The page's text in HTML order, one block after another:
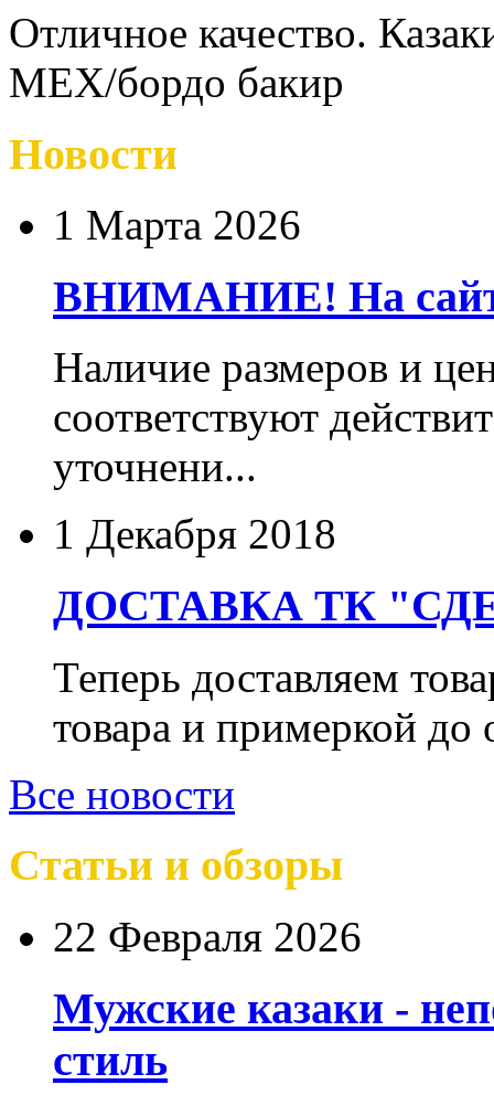
Отличное качество.
МЕХ/бордо бакир
Новости
1 Марта 2026
ВНИМАНИЕ! На сайте
Наличие размеров и
соответствуют
уточнени...
1 Декабря 2018
ДОСТАВКА ТК
Теперь доставляем
товара и примеркой
Все новости
Статьи и обзоры
22 Февраля 2026
Мужские казаки -
стиль